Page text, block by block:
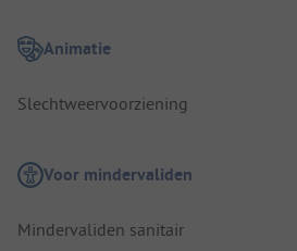
Animatie
Slechtweervoorziening
Voor mindervaliden
Mindervaliden sanitair